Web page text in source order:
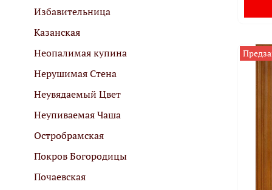
Избавительница
Казанская
Неопалимая купина
Нерушимая Стена
Неувядаемый Цвет
Неупиваемая Чаша
Остробрамская
Покров Богородицы
Почаевская